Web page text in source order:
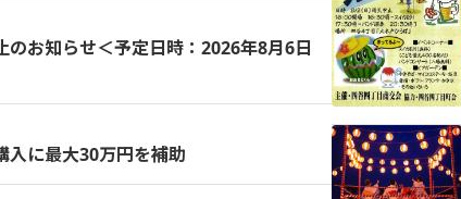
お知らせ＜予定日時：2026年8月6日
入に最大30万円を補助